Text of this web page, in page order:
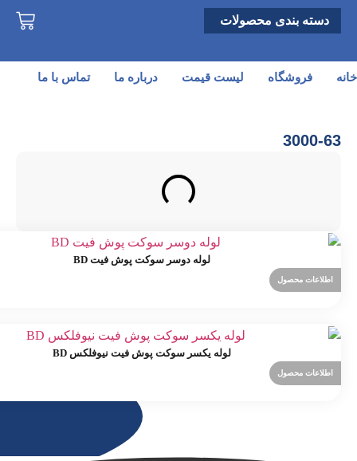
دسته بندی محصولات
خانه فروشگاه لیست قیمت درباره ما تماس با ما
3000-63
لوله دوسر سوکت پوش فیت BD
اطلاعات محصول
لوله یکسر سوکت پوش فیت نیوفلکس BD
اطلاعات محصول